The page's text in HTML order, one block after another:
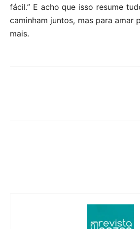
fácil.” E acho que isso resume
caminham juntos, mas para amar
mais.